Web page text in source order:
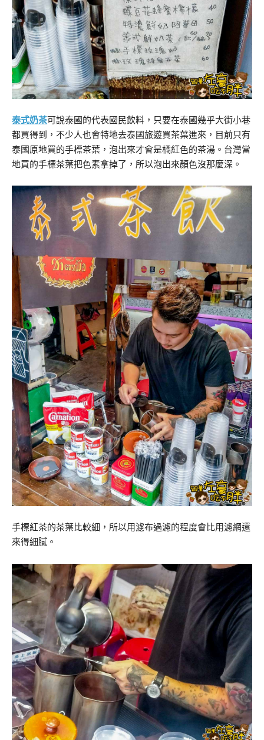
泰式奶茶可說泰國的代表國民飲料，只要在泰國幾乎大街小巷
都買得到，不少人也會特地去泰國旅遊買茶葉進來，目前只有
泰國原地買的手標茶葉，泡出來才會是橘紅色的茶湯。台灣當
地買的手標茶葉把色素拿掉了，所以泡出來顏色沒那麼深。
手標紅茶的茶葉比較細，所以用濾布過濾的程度會比用濾網還
來得細膩。